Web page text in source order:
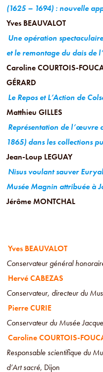
(1625 – 1694) : nouvelle
Yves BEAUVALOT
Une opération
et le remontage du dais de
Caroline COURTOIS-
GÉRARD
Le Repos et L’Action de
Matthieu GILLES
Représentation de l’œuvre
1865) dans les collections
Jean-Loup LEGUAY
Nisus voulant sauver
Musée Magnin attribuée à
Jérôme MONTCHAL
Yves BEAUVALOT
Conservateur général
Hervé CABEZAS
Conservateur, directeur du
Pierre CURIE
Conservateur du Musée
Caroline COURTOIS-
Responsable scientifique du
d’Art sacré, Dijon